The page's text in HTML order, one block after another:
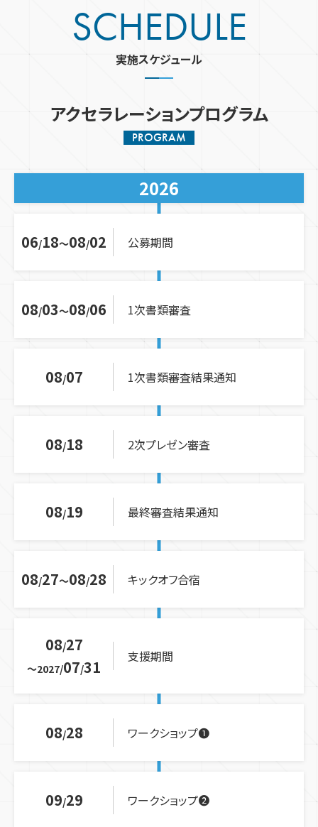
実施スケジュール
SCHEDULE
アクセラレーションプログラム
PROGRAM
2026
06 18 08 02 公募期間
08 03 08 06 1次書類審査
0807 1次書類審査結果通知
0818 2次プレゼン審査
0819 最終審査結果通知
08 27 08 28 キックオフ合宿
0827
2027 07 31
支援期間
0828 ワークショップ❶
0929 ワークショップ❷